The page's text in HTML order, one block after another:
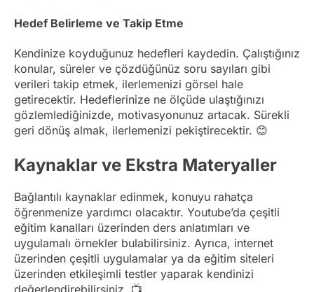
Hedef Belirleme ve Takip Etme
Kendinize koyduğunuz hedefleri kaydedin. Çalıştığınız
konular, süreler ve çözdüğünüz soru sayıları gibi
verileri takip etmek, ilerlemenizi görsel hale
getirecektir. Hedeflerinize ne ölçüde ulaştığınızı
gözlemlediğinizde, motivasyonunuz artacak. Sürekli
geri dönüş almak, ilerlemenizi pekiştirecektir. 😊
Kaynaklar ve Ekstra Materyaller
Bağlantılı kaynaklar edinmek, konuyu rahatça
öğrenmenize yardımcı olacaktır. Youtube’da çeşitli
eğitim kanalları üzerinden ders anlatımları ve
uygulamalı örnekler bulabilirsiniz. Ayrıca, internet
üzerinden çeşitli uygulamalar ya da eğitim siteleri
üzerinden etkileşimli testler yaparak kendinizi
değerlendirebilirsiniz. 📺